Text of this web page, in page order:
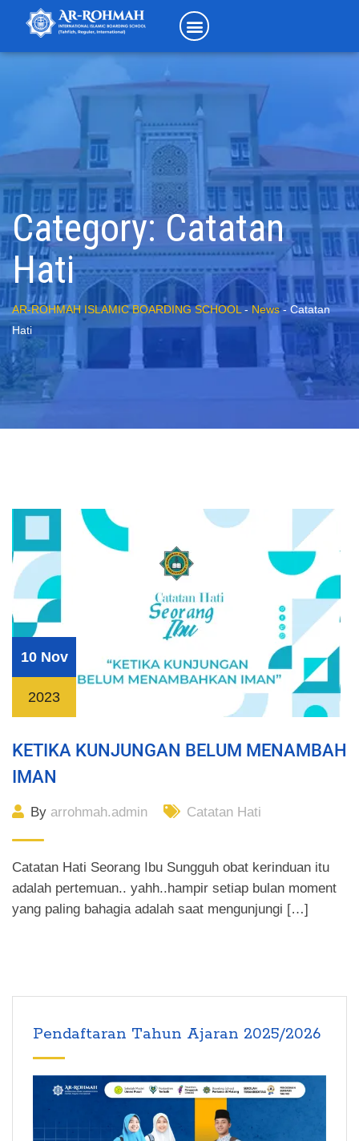
Category:Catatan
Hati
AR-ROHMAH ISLAMIC BOARDING SCHOOL-News- Catatan
Hati
10 Nov
2023
KETIKA KUNJUNGAN BELUM MENAMBAH
IMAN
By arrohmah.admin Catatan Hati
Catatan Hati Seorang Ibu Sungguh obat kerinduan itu
adalah pertemuan.. yahh..hampir setiap bulan moment
yang paling bahagia adalah saat mengunjungi […]
Pendaftaran Tahun Ajaran 2025/2026